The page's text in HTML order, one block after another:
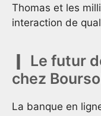
Thomas et les
interaction de
Le futur
chez
La banque en